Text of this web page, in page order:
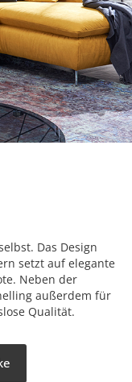
Das Design
setzt auf elegante
Neben der
außerdem für
Qualität.